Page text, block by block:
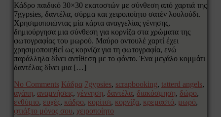
Κάδρο παιδικό 30×30 εκατοστών με σύνθεση από χαρτιά της
7gypsies, δαντέλα, σύρμα και χειροποίητο σατέν λουλούδι.
Χρησιμοποιώντας μία κάρτα αναγγελίας γένησης,
δημιούργησα μια σύνθεση για κορνίζα στα χρώματα της
φωτογραφίας του μωρού. Μαύρο οντουλέ χαρτί έχει
χρησιμοποιηθεί ως κορνίζα για τη φωτογραφία, ενώ
παράλληλα δίνει αντίθεση με το φόντο. Ένα μεγάλο κομμάτι
δαντέλας δίνει μια […]
No Comments Κάδρα 7gypsies, scrapbooking, tatterd angels,
αγάπη, αναμνήσεις, γέννηση, δαντέλα, διακόσμηση, δώρο,
ενθύμιο, ευχές, κάδρο, κορίτσι, κορνίζα, κρεμαστό, μωρό,
φτιάξτο μόνος σου, χειροποίητο